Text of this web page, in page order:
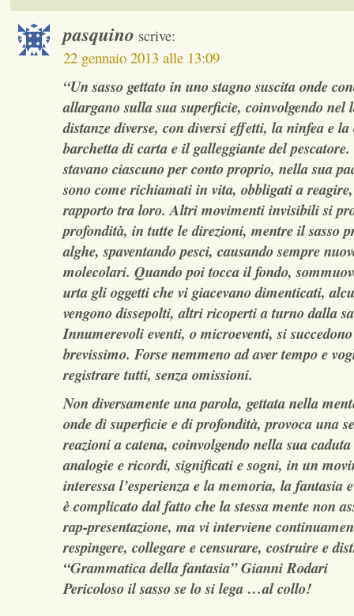
pasquino scrive:
22 gennaio 2013 alle 13:09
“Un sasso gettato in uno stagno suscita onde
allargano sulla sua superficie, coinvolgendo nel
distanze diverse, con diversi effetti, la ninfea e
barchetta di carta e il galleggiante del pescatore.
stavano ciascuno per conto proprio, nella sua
sono come richiamati in vita, obbligati a
rapporto tra loro. Altri movimenti invisibili si
profondità, in tutte le direzioni, mentre il sasso
alghe, spaventando pesci, causando sempre
molecolari. Quando poi tocca il fondo,
urta gli oggetti che vi giacevano dimenticati,
vengono dissepolti, altri ricoperti a turno dalla
Innumerevoli eventi, o microeventi, si
brevissimo. Forse nemmeno ad aver tempo e
registrare tutti, senza omissioni.
Non diversamente una parola, gettata nella
onde di superficie e di profondità, provoca una
reazioni a catena, coinvolgendo nella sua
analogie e ricordi, significati e sogni, in un
interessa l’esperienza e la memoria, la fantasia
è complicato dal fatto che la stessa mente non
rap-presentazione, ma vi interviene
respingere, collegare e censurare, costruire e
“Grammatica della fantasia” Gianni Rodari
Pericoloso il sasso se lo si lega …al collo!